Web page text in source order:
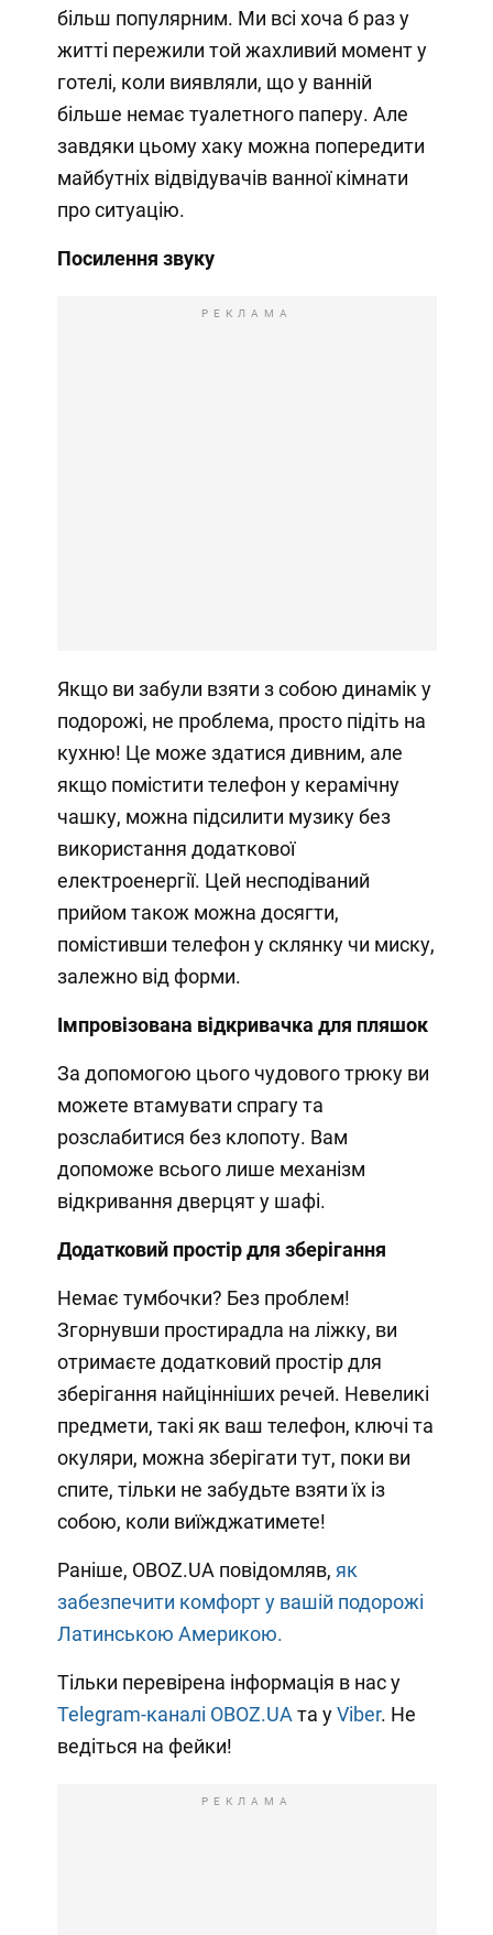
більш популярним. Ми всі хоча б раз у
житті пережили той жахливий момент у
готелі, коли виявляли, що у ванній
більше немає туалетного паперу. Але
завдяки цьому хаку можна попередити
майбутніх відвідувачів ванної кімнати
про ситуацію.
Посилення звуку
РЕКЛАМА
Якщо ви забули взяти з собою динамік у
подорожі, не проблема, просто підіть на
кухню! Це може здатися дивним, але
якщо помістити телефон у керамічну
чашку, можна підсилити музику без
використання додаткової
електроенергії. Цей несподіваний
прийом також можна досягти,
помістивши телефон у склянку чи миску,
залежно від форми.
Імпровізована відкривачка для пляшок
За допомогою цього чудового трюку ви
можете втамувати спрагу та
розслабитися без клопоту. Вам
допоможе всього лише механізм
відкривання дверцят у шафі.
Додатковий простір для зберігання
Немає тумбочки? Без проблем!
Згорнувши простирадла на ліжку, ви
отримаєте додатковий простір для
зберігання найцінніших речей. Невеликі
предмети, такі як ваш телефон, ключі та
окуляри, можна зберігати тут, поки ви
спите, тільки не забудьте взяти їх із
собою, коли виїжджатимете!
Раніше, OBOZ.UA повідомляв, як
забезпечити комфорт у вашій подорожі
Латинською Америкою.
Тільки перевірена інформація в нас у
Telegram-каналі OBOZ.UA та уViber. Не
ведіться на фейки!
РЕКЛАМА